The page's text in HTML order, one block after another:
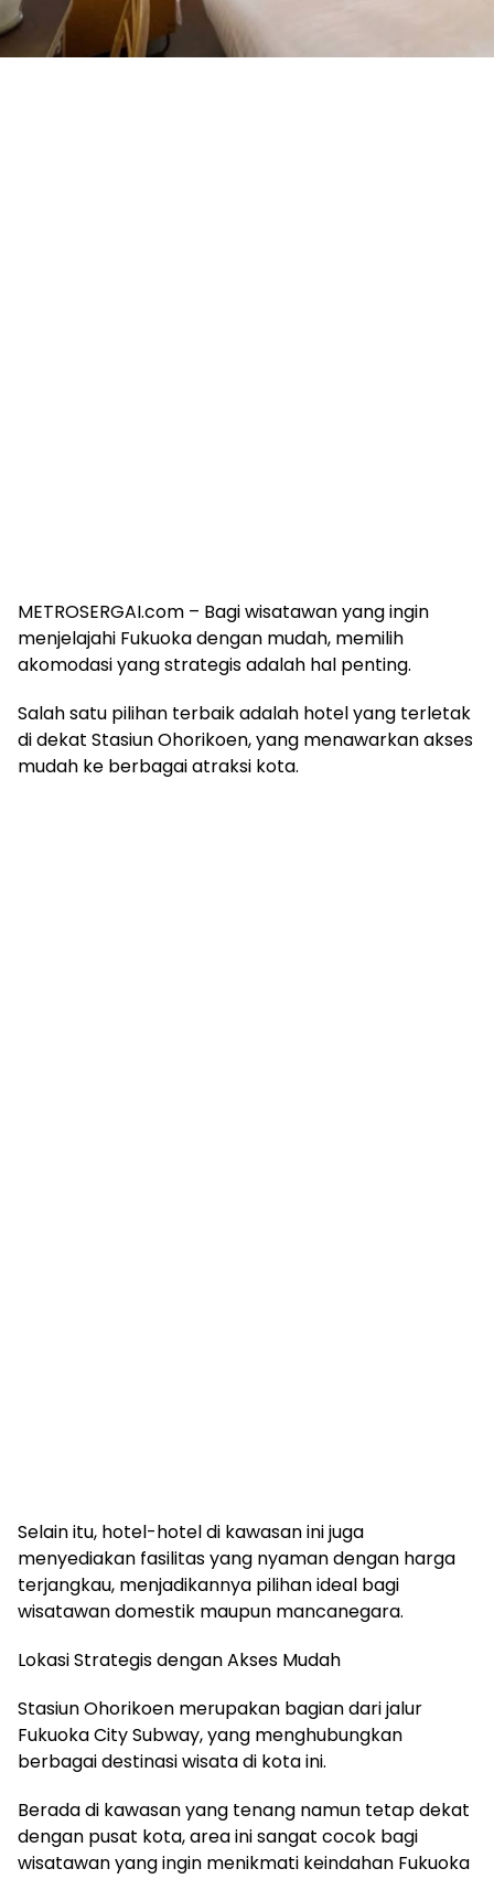
METROSERGAI.com – Bagi wisatawan yang ingin
menjelajahi Fukuoka dengan mudah, memilih
akomodasi yang strategis adalah hal penting.
Salah satu pilihan terbaik adalah hotel yang terletak
di dekat Stasiun Ohorikoen, yang menawarkan akses
mudah ke berbagai atraksi kota.
Selain itu, hotel-hotel di kawasan ini juga
menyediakan fasilitas yang nyaman dengan harga
terjangkau, menjadikannya pilihan ideal bagi
wisatawan domestik maupun mancanegara.
Lokasi Strategis dengan Akses Mudah
Stasiun Ohorikoen merupakan bagian dari jalur
Fukuoka City Subway, yang menghubungkan
berbagai destinasi wisata di kota ini.
Berada di kawasan yang tenang namun tetap dekat
dengan pusat kota, area ini sangat cocok bagi
wisatawan yang ingin menikmati keindahan Fukuoka